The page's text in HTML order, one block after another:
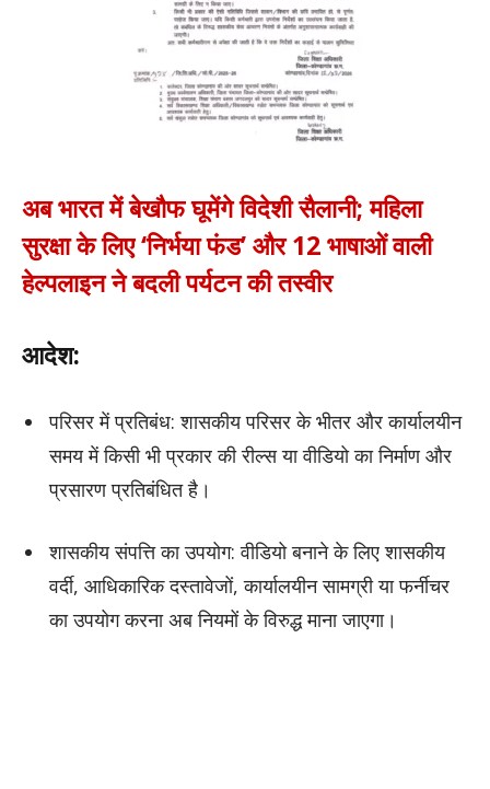
अब भारत में बेखौफ घूमेंगे विदेशी सैलानी; महिला
सुरक्षा के लिए ‘निर्भया फंड’ और 12 भाषाओं वाली
हेल्पलाइन ने बदली पर्यटन की तस्वीर
आदेश:
परिसर में प्रतिबंध: शासकीय परिसर के भीतर और कार्यालयीन
समय में किसी भी प्रकार की रील्स या वीडियो का निर्माण और
प्रसारण प्रतिबंधित है।
शासकीय संपत्ति का उपयोग: वीडियो बनाने के लिए शासकीय
वर्दी, आधिकारिक दस्तावेजों, कार्यालयीन सामग्री या फर्नीचर
का उपयोग करना अब नियमों के विरुद्ध माना जाएगा।